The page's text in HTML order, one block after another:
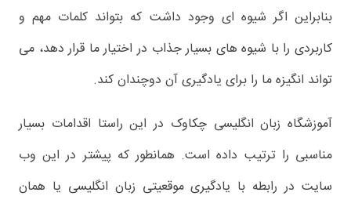
بنابراین اگر شیوه ای وجود داشت که بتواند کلمات مهم و
کاربردی را با شیوه های بسیار جذاب در اختیار ما قرار دهد، می
تواند انگیزه ما را برای یادگیری آن دوچندان کند.
آموزشگاه زبان انگلیسی چکاوک در این راستا اقدامات بسیار
مناسبی را ترتیب داده است. همانطور که پیشتر در این وب
سایت در رابطه با یادگیری موقعیتی زبان انگلیسی یا همان